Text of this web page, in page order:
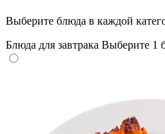
Выберите блюда в каждой
Блюда для завтрака Выберите 1